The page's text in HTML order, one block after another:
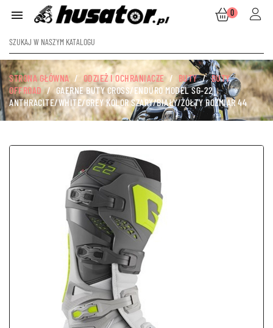
 0
STRONA GŁÓWNA ODZIEŻ I OCHRANIACZE BUTY
BUTY
OFFROAD
GAERNE BUTY CROSS/ENDURO MODEL SG-22
ANTHRACITE/WHITE/GREY KOLOR SZARY/BIAŁY/ŻÓŁTY ROZMIAR 44